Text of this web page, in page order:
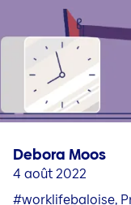
Carrière
Questions et
Jobs en nos
Carrière en
Jobblog
Personnes &
Conseils pour
Debora Moos
4 août 2022
#worklifebaloise,